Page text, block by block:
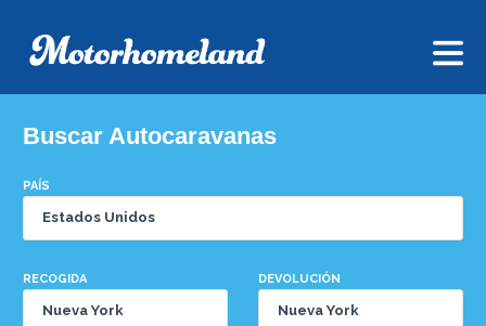
Buscar Autocaravanas
PAÍS
RECOGIDA DEVOLUCIÓN